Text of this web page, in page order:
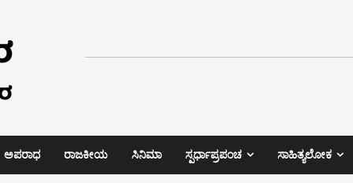
ಅಪರಾಧ ರಾಜಕೀಯ ಸಿನಿಮಾ ಸ್ಪರ್ಧಾಪ್ರಪಂಚ ಸಾಹಿತ್ಯಲೋಕ